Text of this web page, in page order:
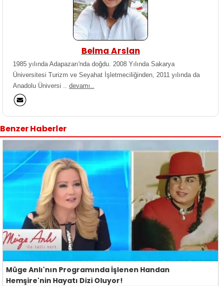
Belma Arslan
1985 yılında Adapazarı'nda doğdu. 2008 Yılında Sakarya
Üniversitesi Turizm ve Seyahat İşletmeciliğinden, 2011 yılında da
Anadolu Üniversi .. devamı..
Benzer Haberler
Müge Anlı'nın Programında İşlenen Handan
Hemşire'nin Hayatı Dizi Oluyor!